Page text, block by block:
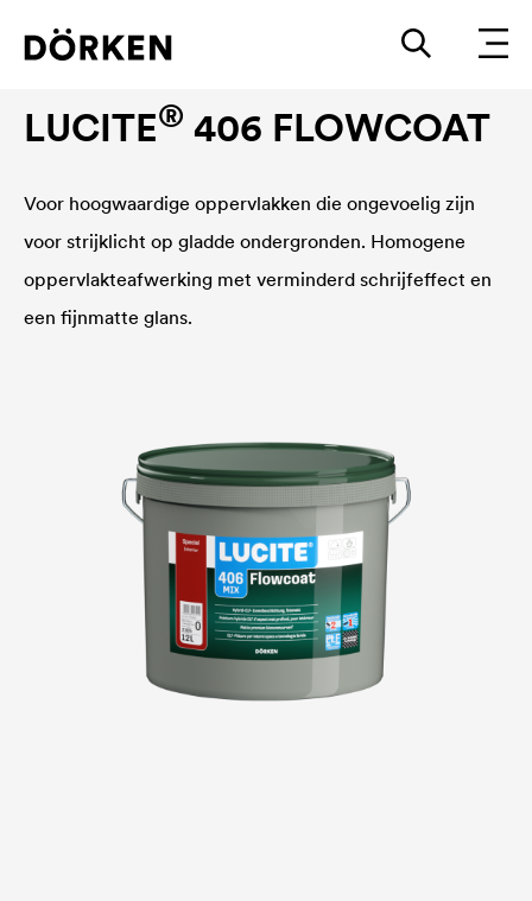
LUCITE® 406 FLOWCOAT
Voor hoogwaardige oppervlakken die ongevoelig zijn
voor strijklicht op gladde ondergronden. Homogene
oppervlakteafwerking met verminderd schrijfeffect en
een fijnmatte glans.